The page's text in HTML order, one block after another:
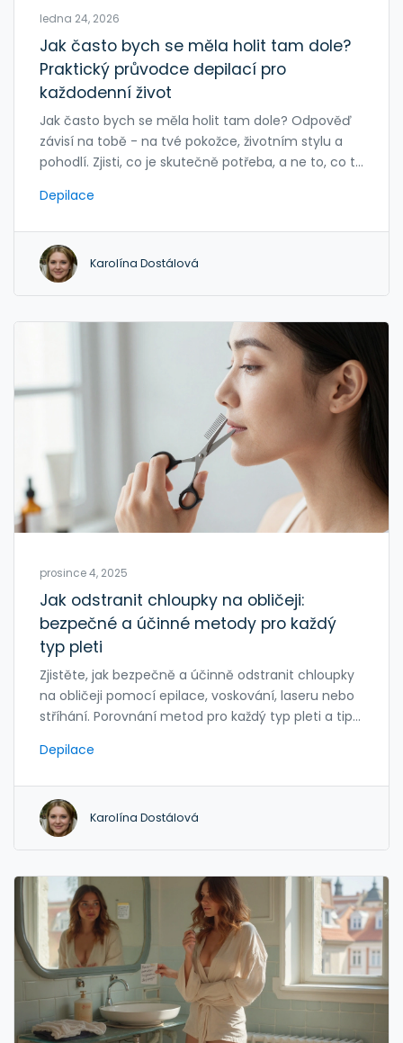
ledna 24, 2026
Jak často bych se měla holit tam dole?
Praktický průvodce depilací pro
každodenní život
Jak často bych se měla holit tam dole? Odpověď
závisí na tobě - na tvé pokožce, životním stylu a
pohodlí. Zjisti, co je skutečně potřeba, a ne to, co ti
Depilace
Karolína Dostálová
prosince 4, 2025
Jak odstranit chloupky na obličeji:
bezpečné a účinné metody pro každý
typ pleti
Zjistěte, jak bezpečně a účinně odstranit chloupky
na obličeji pomocí epilace, voskování, laseru nebo
stříhání. Porovnání metod pro každý typ pleti a tipy
Depilace
Karolína Dostálová